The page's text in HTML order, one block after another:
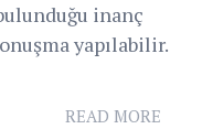
inanç
yapılabilir.
READ MORE